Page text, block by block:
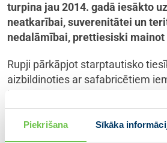
Piekrišana Sīkāka
turpina jau 2014. gadā iesākto
neatkarībai, suverenitātei un
nedalāmībai, prettiesiski mainot
Rupji pārkāpjot starptautisko
aizbildinoties ar safabricētiem
klaji nepatiesu informāciju,
līdzekļiem cenšas panākt
un ārpolitiskā kursa maiņu.